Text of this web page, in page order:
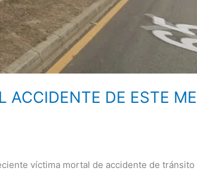
DE ESTE
víctima mortal de accidente de